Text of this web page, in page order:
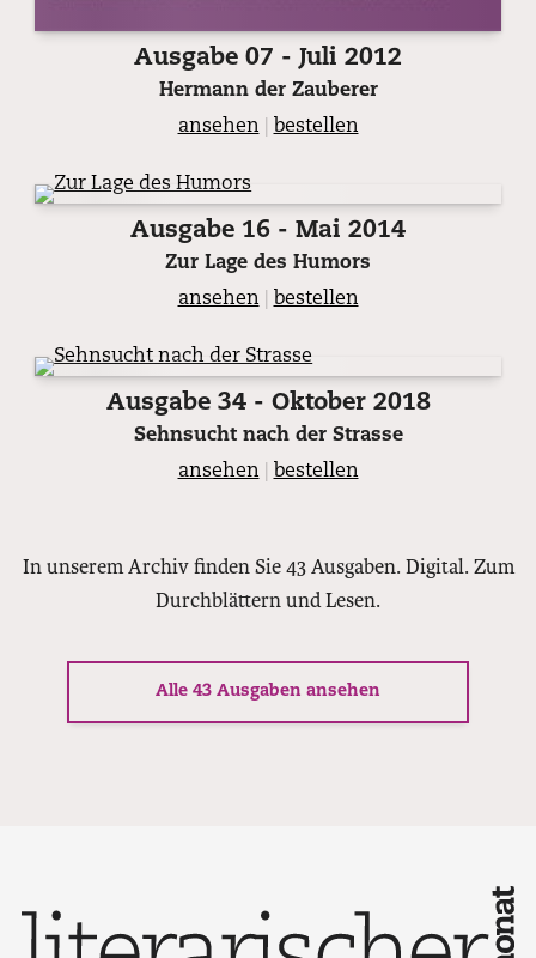
Ausgabe 07 - Juli 2012
Hermann der Zauberer
ansehen
bestellen
Ausgabe 16 - Mai 2014
Zur Lage des Humors
ansehen
bestellen
Ausgabe 34 - Oktober 2018
Sehnsucht nach der Strasse
ansehen
bestellen
In unserem Archiv finden Sie 43 Ausgaben. Digital. Zum
Durchblättern und Lesen.
Alle 43 Ausgaben ansehen